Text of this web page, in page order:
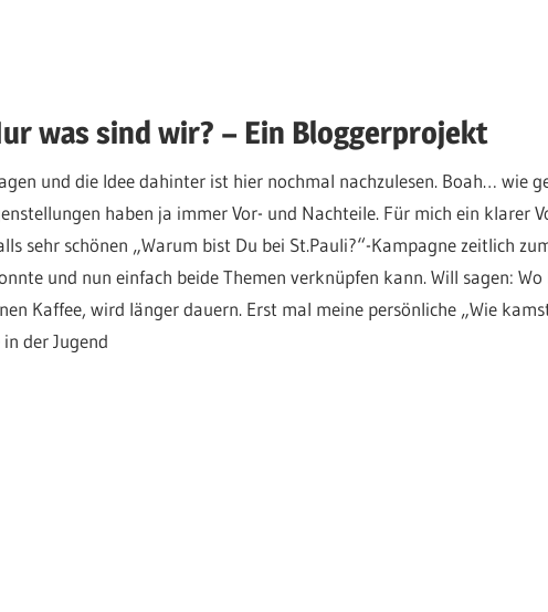
was sind wir? – Ein Bloggerprojekt
und die Idee dahinter ist hier nochmal nachzulesen. Boah… wie
haben ja immer Vor- und Nachteile. Für mich ein klarer
sehr schönen „Warum bist Du bei St.Pauli?“-Kampagne zeitlich
und nun einfach beide Themen verknüpfen kann. Will sagen:
Kaffee, wird länger dauern. Erst mal meine persönliche „Wie
der Jugend